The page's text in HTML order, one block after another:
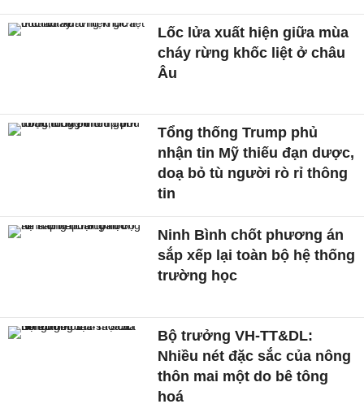
Lốc lửa xuất hiện giữa mùa
cháy rừng khốc liệt ở châu
Âu
Tổng thống Trump phủ
nhận tin Mỹ thiếu đạn dược,
doạ bỏ tù người rò rỉ thông
tin
Ninh Bình chốt phương án
sắp xếp lại toàn bộ hệ thống
trường học
Bộ trưởng VH-TT&DL:
Nhiều nét đặc sắc của nông
thôn mai một do bê tông
hoá